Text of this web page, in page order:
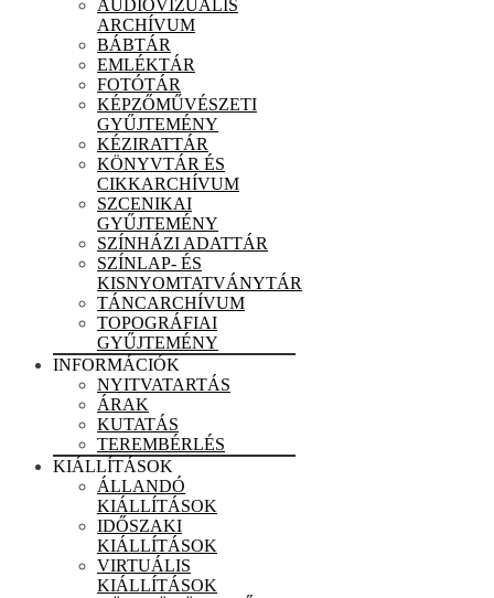
AUDIOVIZUÁLIS
ARCHÍVUM
BÁBTÁR
EMLÉKTÁR
FOTÓTÁR
KÉPZŐMŰVÉSZETI
GYŰJTEMÉNY
KÉZIRATTÁR
KÖNYVTÁR ÉS
CIKKARCHÍVUM
SZCENIKAI
GYŰJTEMÉNY
SZÍNHÁZI ADATTÁR
SZÍNLAP- ÉS
KISNYOMTATVÁNYTÁR
TÁNCARCHÍVUM
TOPOGRÁFIAI
GYŰJTEMÉNY
INFORMÁCIÓK
NYITVATARTÁS
ÁRAK
KUTATÁS
TEREMBÉRLÉS
KIÁLLÍTÁSOK
ÁLLANDÓ
KIÁLLÍTÁSOK
IDŐSZAKI
KIÁLLÍTÁSOK
VIRTUÁLIS
KIÁLLÍTÁSOK